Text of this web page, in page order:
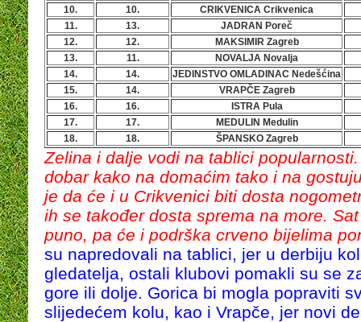
10.
10.
CRIKVENICA Crikvenica
11.
13.
JADRAN Poreč
12.
12.
MAKSIMIR Zagreb
13.
11.
NOVALJA Novalja
14.
14.
JEDINSTVO OMLADINAC Nedešćina
15.
14.
VRAPČE Zagreb
16.
16.
ISTRA Pula
17.
17.
MEDULIN Medulin
18.
18. ŠPANSKO Zagreb
Zelina i dalje vodi na tablici
dobar kako na domaćim tako i na
je da će i u Crikvenici biti dosta
ih se također dosta sprema na more.
puno, pa će i podrška crveno bijelima
su napredovali na tablici, jer u derbiju
gledatelja, ostali klubovi pomakli su se
gore ili dolje. Gorica bi mogla popraviti
slijedećem kolu, kao i Vrapče, jer novi